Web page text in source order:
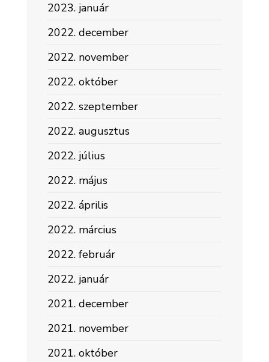
2023. január
2022. december
2022. november
2022. október
2022. szeptember
2022. augusztus
2022. július
2022. május
2022. április
2022. március
2022. február
2022. január
2021. december
2021. november
2021. október